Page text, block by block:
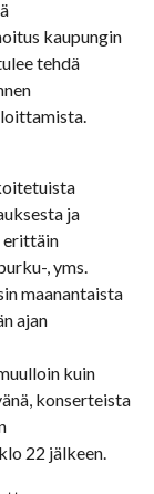
kaupungin
tehdä
ja
erittäin
, yms.
maanantaista
ajan
kuin
konserteista
22 jälkeen.